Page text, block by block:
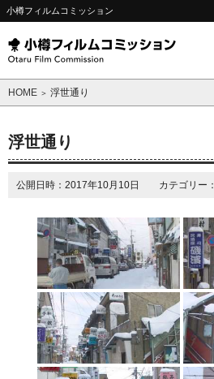
小樽フィルムコミッション
HOME ＞ 浮世通り
浮世通り
公開日時：2017年10月10日 カテゴリー：